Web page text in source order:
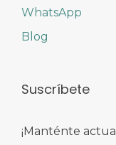
WhatsApp
Blog
Suscríbete
¡Manténte